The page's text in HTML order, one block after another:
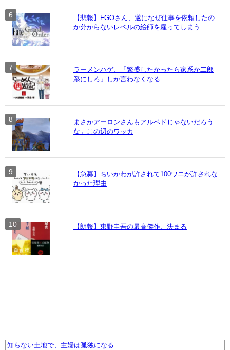
【悲報】FGOさん、遂になぜ仕事を依頼したの
か分からないレベルの絵師を雇ってしまう
ラーメンハゲ、「繁盛したかったら家系か二郎
系にしろ」しか言わなくなる
まさかアーロンさんもアルベドじゃないだろう
な←この辺のワッカ
【急募】ちいかわが許されて100ワニが許されな
かった理由
【朗報】東野圭吾の最高傑作、決まる
知らない土地で、主婦は孤独になる